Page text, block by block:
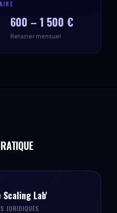
600 – 1 500 €
Retainer mensuel
Scaling Lab'
JURIDIQUES